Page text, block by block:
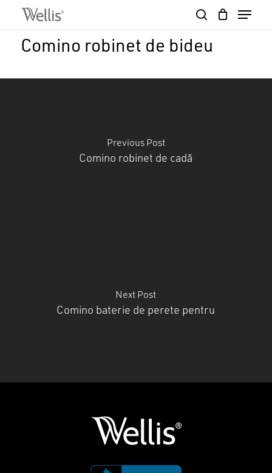
content
Menu
Comino robinet de bideu
Previous Post
Comino robinet de cadă
Next Post
Comino baterie de perete pentru